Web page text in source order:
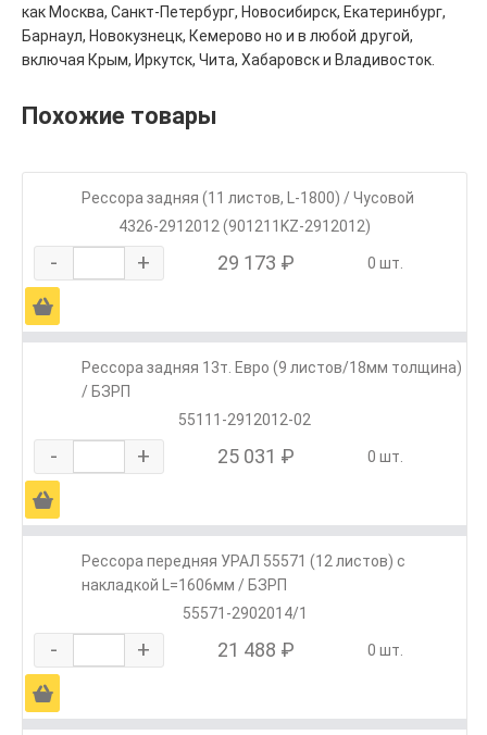
как Москва, Санкт-Петербург, Новосибирск, Екатеринбург,
Барнаул, Новокузнецк, Кемерово но и в любой другой,
включая Крым, Иркутск, Чита, Хабаровск и Владивосток.
Похожие товары
Рессора задняя (11 листов, L-1800) / Чусовой
4326-2912012 (901211KZ-2912012)
- + 29 173 ₽ 0 шт.
Ä
Рессора задняя 13т. Евро (9 листов/18мм толщина)
/ БЗРП
55111-2912012-02
- + 25 031 ₽ 0 шт.
Ä
Рессора передняя УРАЛ 55571 (12 листов) с
накладкой L=1606мм / БЗРП
55571-2902014/1
- + 21 488 ₽ 0 шт.
Ä